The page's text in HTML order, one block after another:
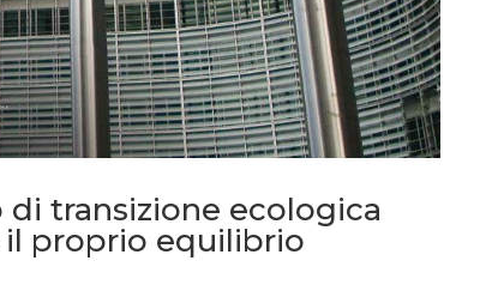
transizione ecologica
proprio equilibrio